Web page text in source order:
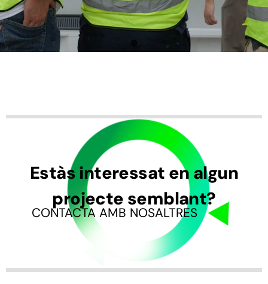
Estàs interessat en algun
projecte semblant?
CONTACTA AMB NOSALTRES